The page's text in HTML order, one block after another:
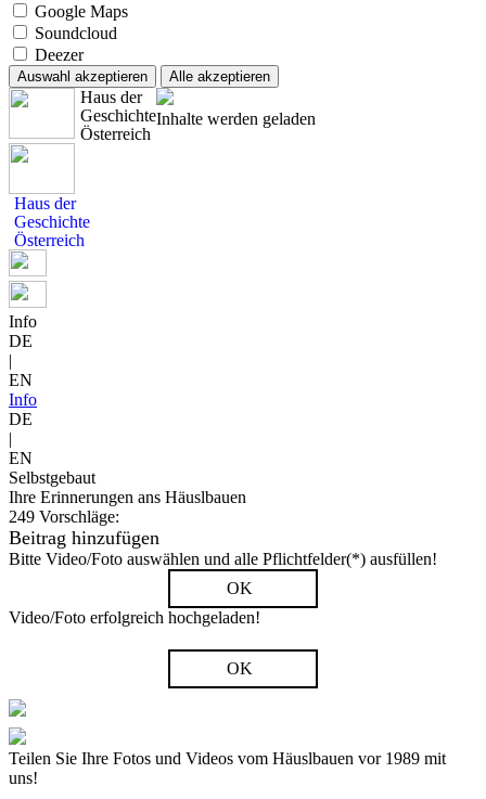
Google Maps
Soundcloud
Deezer
Auswahl akzeptieren Alle akzeptieren
Haus der
Geschichte
Österreich
Inhalte werden geladen
Haus der
Geschichte
Österreich
Info
DE
|
EN
Info
DE
|
EN
Selbstgebaut
Ihre Erinnerungen ans Häuslbauen
249 Vorschläge:
Beitrag hinzufügen
Bitte Video/Foto auswählen und alle Pflichtfelder(*) ausfüllen!
OK
Video/Foto erfolgreich hochgeladen!
OK
Teilen Sie Ihre Fotos und Videos vom Häuslbauen vor 1989 mit
uns!